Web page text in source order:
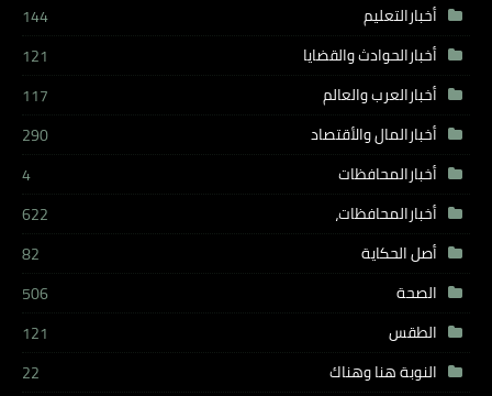
أخبارالتعليم
144
أخبارالحوادث والقضايا
121
أخبارالعرب والعالم
117
أخبارالمال والأقتصاد
290
أخبارالمحافظات
4
أخبارالمحافظات،
622
أصل الحكاية
82
الصحة
506
الطقس
121
النوبة هنا وهناك
22